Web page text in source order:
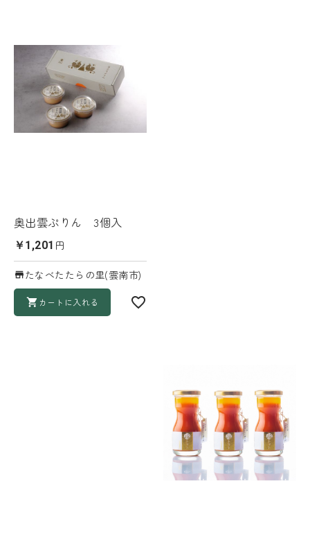
奥出雲ぷりん 3個入
￥1,201 円
たなべたたらの里(雲南市)
カートに入れる